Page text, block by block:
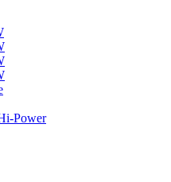
Power